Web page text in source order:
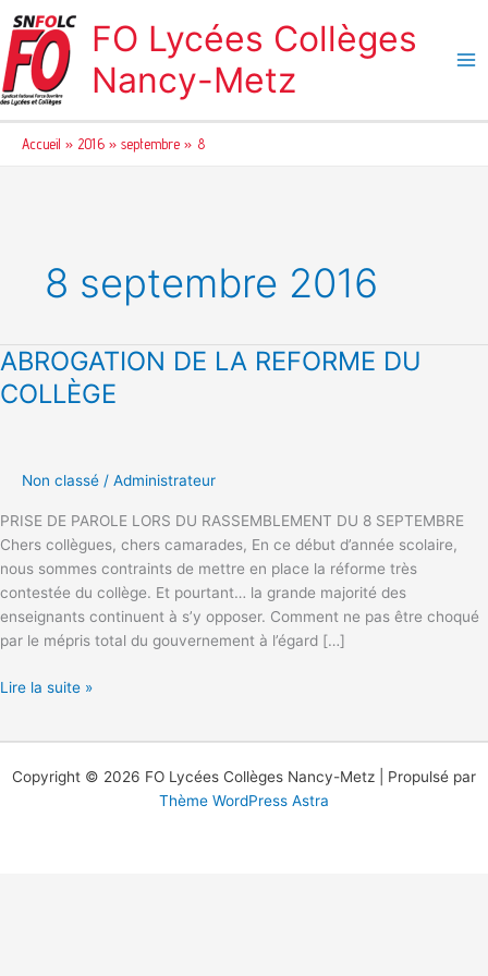
au
contenu
FO Lycées Collèges
Nancy-Metz
Accueil 2016 septembre 8
8 septembre 2016
ABROGATION DE LA REFORME DU
COLLÈGE
Non classé / Administrateur
PRISE DE PAROLE LORS DU RASSEMBLEMENT DU 8 SEPTEMBRE
Chers collègues, chers camarades, En ce début d’année scolaire,
nous sommes contraints de mettre en place la réforme très
contestée du collège. Et pourtant… la grande majorité des
enseignants continuent à s’y opposer. Comment ne pas être choqué
par le mépris total du gouvernement à l’égard […]
ABROGATION
DE
LA
COLLÈGE
Lire la suite »
Copyright © 2026 FO Lycées Collèges Nancy-Metz | Propulsé par
Thème WordPress Astra